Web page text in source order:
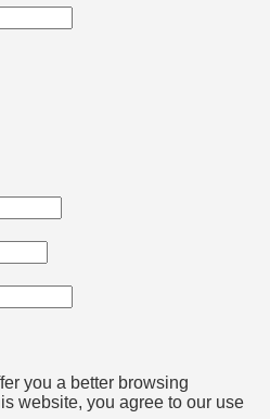
you a better browsing
website, you agree to our use